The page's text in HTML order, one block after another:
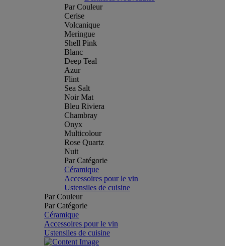
Par Couleur
Cerise
Volcanique
Meringue
Shell Pink
Blanc
Deep Teal
Azur
Flint
Sea Salt
Noir Mat
Bleu Riviera
Chambray
Onyx
Multicolour
Rose Quartz
Nuit
Par Catégorie
Céramique
Accessoires pour le vin
Ustensiles de cuisine
Par Couleur
Par Catégorie
Céramique
Accessoires pour le vin
Ustensiles de cuisine